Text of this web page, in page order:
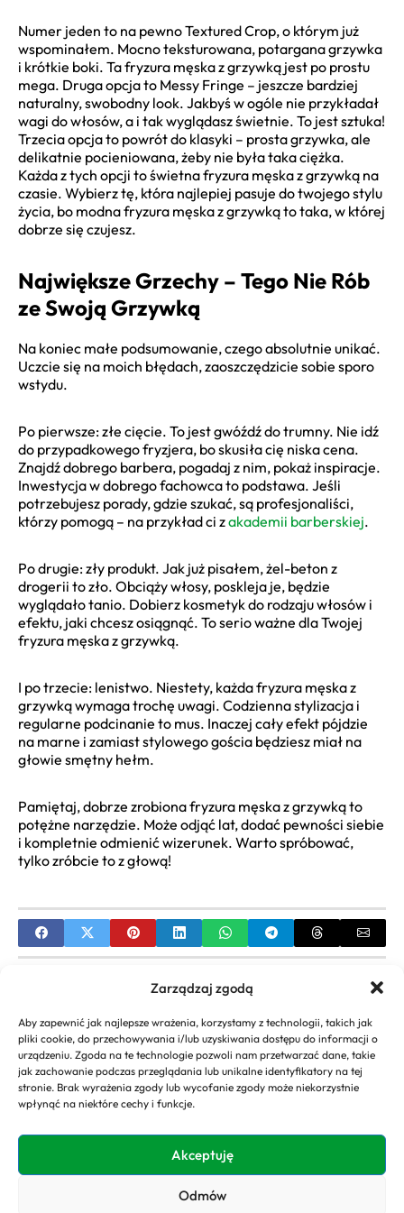
Zarządzaj zgodą
Aby zapewnić jak najlepsze wrażenia, korzystamy z technologii, takich jak
pliki cookie, do przechowywania i/lub uzyskiwania dostępu do informacji o
urządzeniu. Zgoda na te technologie pozwoli nam przetwarzać dane, takie
jak zachowanie podczas przeglądania lub unikalne identyfikatory na tej
stronie. Brak wyrażenia zgody lub wycofanie zgody może niekorzystnie
wpłynąć na niektóre cechy i funkcje.
Akceptuję
Odmów
Numer jeden to na pewno Textured Crop, o którym już
wspominałem. Mocno teksturowana, potargana grzywka
i krótkie boki. Ta fryzura męska z grzywką jest po prostu
mega. Druga opcja to Messy Fringe – jeszcze bardziej
naturalny, swobodny look. Jakbyś w ogóle nie przykładał
wagi do włosów, a i tak wyglądasz świetnie. To jest sztuka!
Trzecia opcja to powrót do klasyki – prosta grzywka, ale
delikatnie pocieniowana, żeby nie była taka ciężka.
Każda z tych opcji to świetna fryzura męska z grzywką na
czasie. Wybierz tę, która najlepiej pasuje do twojego stylu
życia, bo modna fryzura męska z grzywką to taka, w której
dobrze się czujesz.
Największe Grzechy – Tego Nie Rób
ze Swoją Grzywką
Na koniec małe podsumowanie, czego absolutnie unikać.
Uczcie się na moich błędach, zaoszczędzicie sobie sporo
wstydu.
Po pierwsze: złe cięcie. To jest gwóźdź do trumny. Nie idź
do przypadkowego fryzjera, bo skusiła cię niska cena.
Znajdź dobrego barbera, pogadaj z nim, pokaż inspiracje.
Inwestycja w dobrego fachowca to podstawa. Jeśli
potrzebujesz porady, gdzie szukać, są profesjonaliści,
którzy pomogą – na przykład ci zakademii barberskiej.
Po drugie: zły produkt. Jak już pisałem, żel-beton z
drogerii to zło. Obciąży włosy, poskleja je, będzie
wyglądało tanio. Dobierz kosmetyk do rodzaju włosów i
efektu, jaki chcesz osiągnąć. To serio ważne dla Twojej
fryzura męska z grzywką.
I po trzecie: lenistwo. Niestety, każda fryzura męska z
grzywką wymaga trochę uwagi. Codzienna stylizacja i
regularne podcinanie to mus. Inaczej cały efekt pójdzie
na marne i zamiast stylowego gościa będziesz miał na
głowie smętny hełm.
Pamiętaj, dobrze zrobiona fryzura męska z grzywką to
potężne narzędzie. Może odjąć lat, dodać pewności siebie
i kompletnie odmienić wizerunek. Warto spróbować,
tylko zróbcie to z głową!
Monika Olejnik Wiek: Biografia, Kariera i Data
Urodzenia Ikony Dziennikarstwa
NEXT
Justyna Kowalczyk Wiek: Ile Lat Ma Legenda
Narciarstwa Biegowego i Jaka Jest Jej Biografia?
Copyright 2026. All rights